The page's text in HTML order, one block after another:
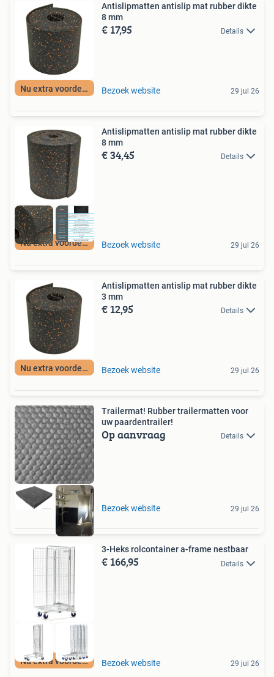
Nu extra voordeel
Antislipmatten antislip mat rubber dikte
8 mm
€ 17,95 Details
Bezoek website 29 jul 26
Nu extra voordeel
Antislipmatten antislip mat rubber dikte
8 mm
€ 34,45 Details
Bezoek website 29 jul 26
Nu extra voordeel
Antislipmatten antislip mat rubber dikte
3 mm
€ 12,95 Details
Bezoek website 29 jul 26
Trailermat! Rubber trailermatten voor
uw paardentrailer!
Op aanvraag Details
Bezoek website 29 jul 26
Nu extra voordeel
3-Heks rolcontainer a-frame nestbaar
€ 166,95 Details
Bezoek website 29 jul 26